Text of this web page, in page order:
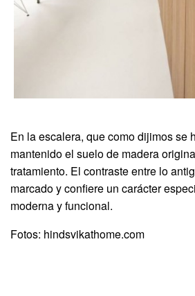
En la escalera, que como dijimos se
mantenido el suelo de madera
tratamiento. El contraste entre lo
marcado y confiere un carácter
moderna y funcional.
Fotos: hindsvikathome.com